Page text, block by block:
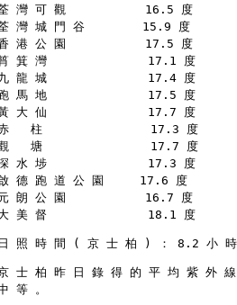
灣 可 觀           16.5 度
灣 城 門 谷        15.9 度
港 公 園           17.5 度
箕 灣              17.1 度
龍 城              17.4 度
馬 地              17.5 度
大 仙              17.7 度
柱               17.3 度
塘               17.7 度
水 埗              17.3 度
德 跑 道 公 園     17.6 度
朗 公 園           16.7 度
美 督              18.1 度
日 照 時 間 ( 京 士 柏 ) ： 8.2 小 時
士 柏 昨 日 錄 得 的 平 均 紫 外
等 。